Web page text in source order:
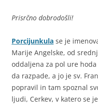
Prisrčno dobrodošli!
Porcijunkula se je
Marije Angelske, od
oddaljena za pol ure
da razpade, a jo je sv.
popravil in tam spoznal
ljudi, Cerkev, v katero se